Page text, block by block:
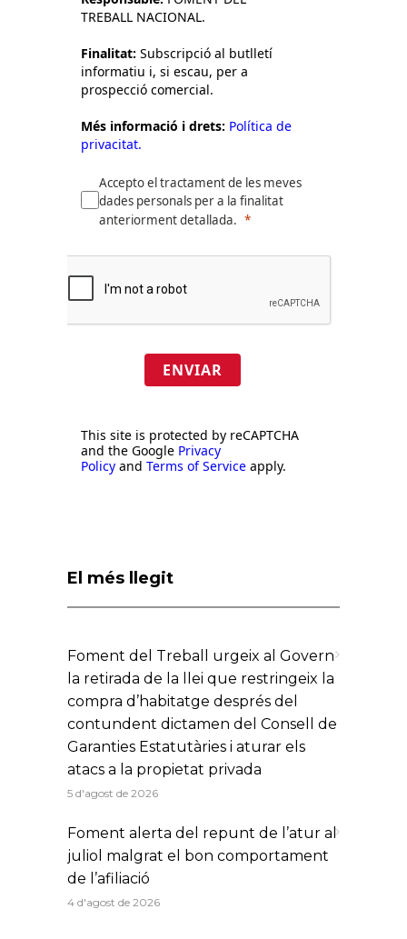
TREBALL NACIONAL.
Finalitat: Subscripció al butlletí
informatiu i, si escau, per a
prospecció comercial.
Més informació i drets: Política de
privacitat.
Accepto el tractament de les meves
dades personals per a la finalitat
anteriorment detallada.
ENVIAR
This site is protected by reCAPTCHA
and the Google Privacy
Policy and Terms of Service apply.
El més llegit
Foment del Treball urgeix al Govern
la retirada de la llei que restringeix la
compra d’habitatge després del
contundent dictamen del Consell de
Garanties Estatutàries i aturar els
atacs a la propietat privada
5 d'agost de 2026
Foment alerta del repunt de l’atur al
juliol malgrat el bon comportament
de l’afiliació
4 d'agost de 2026